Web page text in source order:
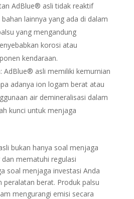
AdBlue® asli tidak reaktif
lainnya yang ada di dalam
yang mengandung
korosi atau
kendaraan.
: AdBlue® asli memiliki kemurnian
adanya ion logam berat atau
air demineralisasi dalam
kunci untuk menjaga
bukan hanya soal menjaga
mematuhi regulasi
soal menjaga investasi Anda
peralatan berat. Produk palsu
mengurangi emisi secara